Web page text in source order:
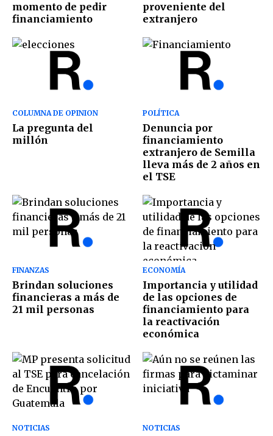
momento de pedir
financiamiento
proveniente del
extranjero
COLUMNA DE OPINION
La pregunta del
millón
POLÍTICA
Denuncia por
financiamiento
extranjero de Semilla
lleva más de 2 años en
el TSE
FINANZAS
Brindan soluciones
financieras a más de
21 mil personas
ECONOMÍA
Importancia y utilidad
de las opciones de
financiamiento para
la reactivación
económica
NOTICIAS NOTICIAS